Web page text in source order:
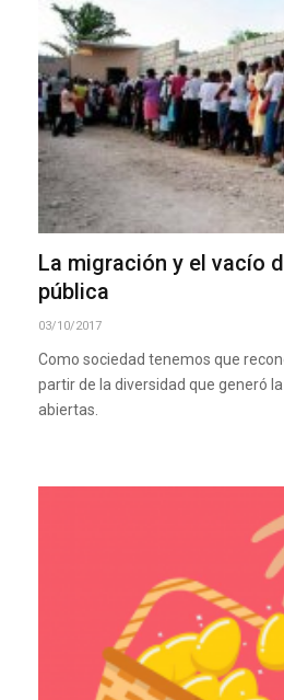
La migración y el vacío
pública
03/10/2017
Como sociedad tenemos que
partir de la diversidad que generó
abiertas.